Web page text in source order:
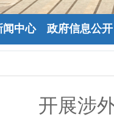
闻中心 政府信息公开
开展涉